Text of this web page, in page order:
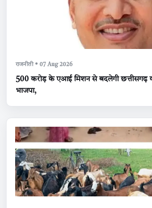
राजनीती • 07 Aug 2026
500 करोड़ के एआई मिशन से बदलेगी छत्तीसगढ़
भाजपा,